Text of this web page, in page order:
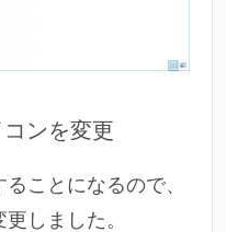
ンを変更
ことになるので、
しました。